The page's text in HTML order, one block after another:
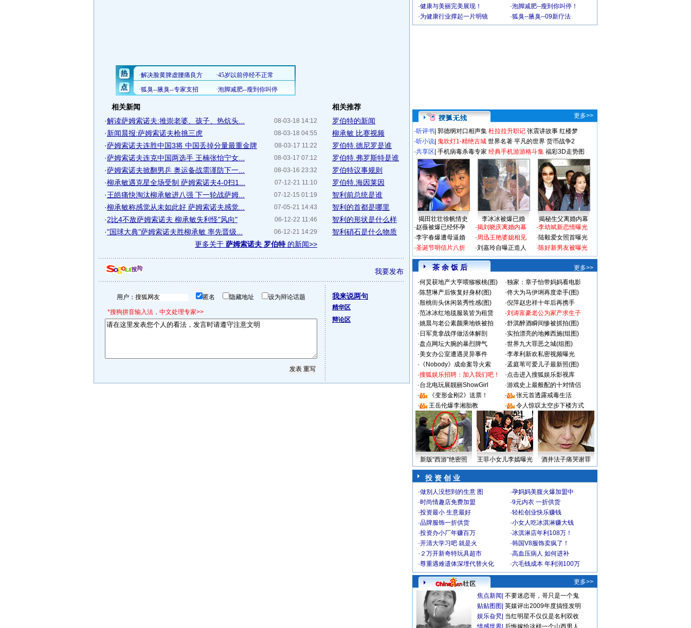
相关新闻
08-03-18 14:12
·解读萨姆索诺夫:推崇老婆、孩子、热炕头...
08-03-18 04:55
·新闻晨报:萨姆索诺夫枪挑三虎
08-03-17 11:22
·萨姆索诺夫连胜中国3将 中国丢掉分量最重金牌
08-03-17 07:12
·萨姆索诺夫连克中国两选手 王楠张怡宁女...
08-03-16 23:32
·萨姆索诺夫掀翻男乒 奥运备战需谨防下一...
07-12-21 11:10
·柳承敏遇克星全场受制 萨姆索诺夫4-0扫1...
07-12-15 01:19
·王皓痛快淘汰柳承敏进八强 下一轮战萨姆...
07-05-21 14:43
·柳承敏称感觉从未如此好 萨姆索诺夫感觉...
06-12-22 11:46
·2比4不敌萨姆索诺夫 柳承敏失利怪"风向"
06-12-21 14:29
·"国球大典"萨姆索诺夫胜柳承敏 率先晋级...
更多关于 萨姆索诺夫 罗伯特 的新闻>>
相关推荐
罗伯特的新闻
柳承敏 比赛视频
罗伯特.德尼罗是谁
罗伯特.弗罗斯特是谁
罗伯特议事规则
罗伯特.海因莱因
智利前总统是谁
智利的首都是哪里
智利的形状是什么样
智利硝石是什么物质
我要发布
用户： 匿名 隐藏地址 设为辩论话题
*搜狗拼音输入法，中文处理专家>>
我来说两句
精华区
辩论区
·健康与美丽完美展现！ ·泡脚减肥--瘦到你叫停！
·为健康行业撑起一片明镜 ·狐臭--腋臭--09新疗法
更多>>
·听评书 郭德纲对口相声集 杜拉拉升职记 张震讲故事 红楼梦
·听小说 鬼吹灯1-精绝古城 世界名著 平凡的世界 货币战争2
·共享区 手机病毒杀毒专家 经典手机游游格斗集 福彩3D走势图
揭田壮壮徐帆情史 李冰冰被爆已婚
揭秘生父离婚内幕
·赵薇被爆已经怀孕
·李宇春爆遭母逼婚
·圣诞节明信片八折
·揭刘晓庆离婚内幕
·周迅王艳婆媳相见
·刘嘉玲自曝正造人
·李幼斌新恋情曝光
·陆毅爱女照首曝光
·陈好新男友被曝光
茶 余 饭 后
更多>>
·何炅获地产大亨喂猕猴桃(图) ·独家：章子怡带妈妈看电影
·陈慧琳产后恢复好身材(图) ·佟大为马伊琍再度牵手(图)
·殷桃街头休闲装秀性感(图) ·倪萍赵忠祥十年后再携手
·范冰冰红地毯服装皆为租赁 ·刘涛富豪老公为家产求生子
·姚晨与老公素颜乘地铁被拍 ·舒淇醉酒瞬间惨被抓拍(图)
· 日军竟拿战俘做活体解剖 ·实拍漂亮的地摊西施(组图)
·盘点网坛大腕的暴烈脾气 ·世界九大罪恶之城(组图)
·美女办公室遭遇灵异事件 ·李孝利新欢私密视频曝光
· 《Nobody》成命案导火索 ·孟庭苇可爱儿子最新照(图)
·搜狐娱乐招聘：加入我们吧！ ·点击进入搜狐娱乐影视库
·台北电玩展靓丽ShowGirl ·游戏史上最般配的十对情侣
·
《变形金刚2》送票！ ·
张元首透露戒毒生活
·
王岳伦爆李湘胎教 · 令人惊叹太空步下楼方式
新版“西游”绝密照 王菲小女儿李嫣曝光 酒井法子痛哭谢罪
投 资 创 业
·做别人没想到的生意 图 ·孕妈妈美腹火爆加盟中
·时尚情趣店免费加盟 ·9元内衣 一折供货
·投资最小 生意最好 ·轻松创业快乐赚钱
·品牌服饰一折供货 ·小女人吃冰淇淋赚大钱
·投资办小厂年赚百万 ·冰淇淋店年利108万！
·开清大学习吧 就是火 ·韩国V8服饰卖疯了！
· ２万开新奇特玩具超市 ·高血压病人 如何进补
·尊重遇难遗体深埋代替火化 ·六毛钱成本 年利润100万
更多>>
焦点新闻 不要迷恋哥，哥只是一个鬼
贴贴图图 英媒评出2009年度搞怪发明
娱乐旮旯 当红明星不仅仅是名利双收
情感世界 后悔嫁给这样一个山西男人